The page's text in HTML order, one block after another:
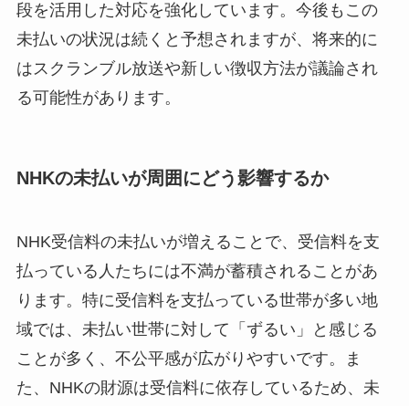
段を活用した対応を強化しています。今後もこの
未払いの状況は続くと予想されますが、将来的に
はスクランブル放送や新しい徴収方法が議論され
る可能性があります。
NHKの未払いが周囲にどう影響するか
NHK受信料の未払いが増えることで、受信料を支
払っている人たちには不満が蓄積されることがあ
ります。特に受信料を支払っている世帯が多い地
域では、未払い世帯に対して「ずるい」と感じる
ことが多く、不公平感が広がりやすいです。ま
た、NHKの財源は受信料に依存しているため、未